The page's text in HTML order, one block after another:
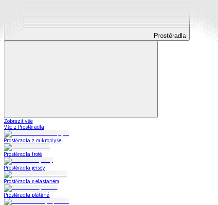
Prostěradla
Zobrazit vše
Vše z Prostěradla
Prostěradla z mikroplyše
Prostěradla froté
Prostěradla jersey
Prostěradla s elastanem
Prostěradla plátěná